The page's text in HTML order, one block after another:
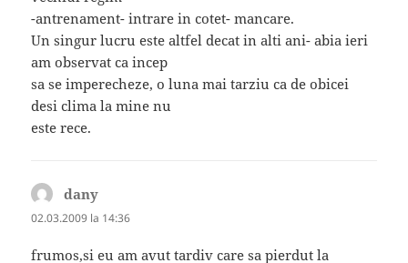
-antrenament- intrare in cotet- mancare.
Un singur lucru este altfel decat in alti ani- abia ieri
am observat ca incep
sa se imperecheze, o luna mai tarziu ca de obicei
desi clima la mine nu
este rece.
dany
02.03.2009 la 14:36
frumos,si eu am avut tardiv care sa pierdut la